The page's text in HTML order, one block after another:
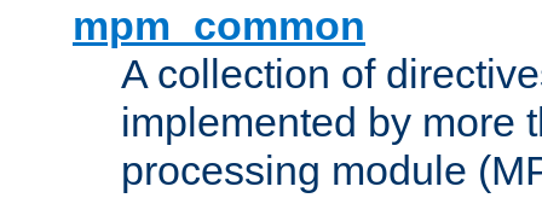
mpm_common
A collection of
implemented by more
processing module